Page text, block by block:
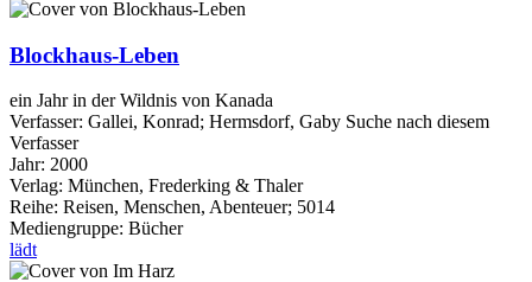
Blockhaus-Leben
ein Jahr in der Wildnis von Kanada
Verfasser: Gallei, Konrad; Hermsdorf, Gaby Suche nach diesem
Verfasser
Jahr: 2000
Verlag: München, Frederking & Thaler
Reihe: Reisen, Menschen, Abenteuer; 5014
Mediengruppe: Bücher
lädt